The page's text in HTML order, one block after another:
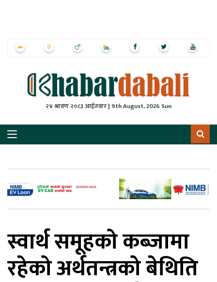
२४ श्रावण २०८३ आईतवार | 9th August, 2026 Sun
स्वार्थ समूहको कब्जामा
रहेको अर्थतन्त्रको बेथिति